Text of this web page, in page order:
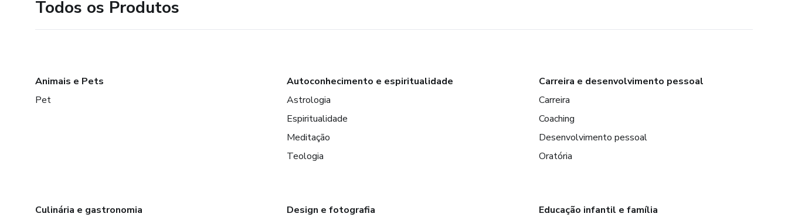
Todos os Produtos
Animais e Pets
Pet
Autoconhecimento e espiritualidade
Astrologia
Espiritualidade
Meditação
Teologia
Carreira e desenvolvimento pessoal
Carreira
Coaching
Desenvolvimento pessoal
Oratória
Culinária e gastronomia
Design e fotografia
Educação infantil e família